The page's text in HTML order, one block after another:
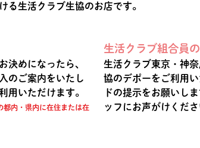
る生活クラブ生協のお店です。
決めになったら、
のご案内をいたし
用いただけます。
内・県内に在住または在
生活クラブ組合員
生活クラブ東京・神
協のデポーをご利用
ドの提示をお願いし
ッフにお声がけくださ